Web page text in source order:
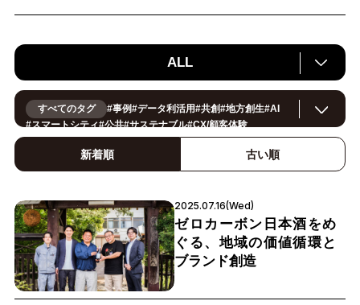
ALL
すべてのタグ #事例#データ利活用#共創#地方創生#AI
#スマートシティ#公共#サステナブル#CX/顧客体験
#ヘルスケア#環境・エネルギー#働き方改革
イノベーション#IoT
スマートファクトリー
#デジタルツイン
新着順 古い順
2025.07.16(Wed)
ゼロカーボン日本酒をめ
ぐる、地域の価値循環と
ブランド創造